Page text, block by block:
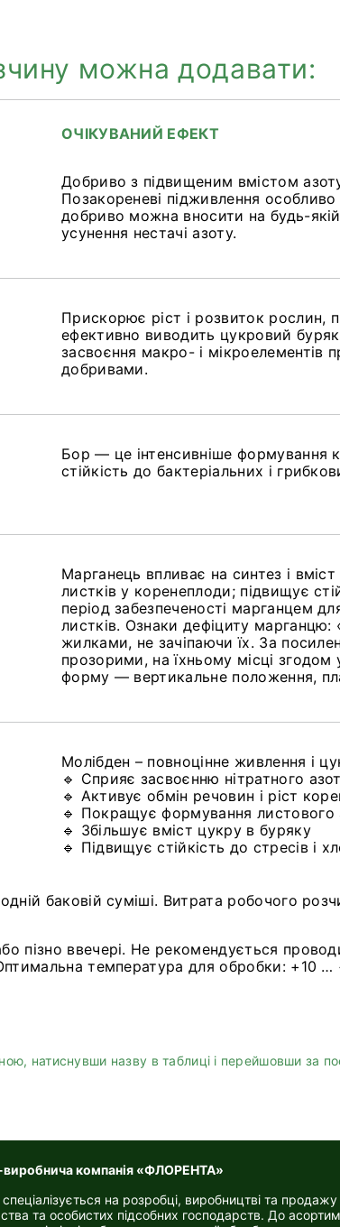
можна додавати:
ОЧІКУВАНИЙ ЕФЕКТ
Добриво з підвищеним вмістом
Позакореневі підживлення
добриво можна вносити на будь-
усунення нестачі азоту.
Прискорює ріст і розвиток рослин,
ефективно виводить цукровий буряк
засвоєння макро- і мікроелементів
добривами.
Бор — це інтенсивніше формування
стійкість до бактеріальних і
Марганець впливає на синтез і
листків у коренеплоди; підвищує
період забезпеченості марганцем
листків. Ознаки дефіциту
жилками, не зачіпаючи їх. За
прозорими, на їхньому місці
форму — вертикальне положення,
Молібден – повноцінне живлення і
🔹 Сприяє засвоєнню нітратного
🔹 Активує обмін речовин і ріст
🔹 Покращує формування листового
🔹 Збільшує вміст цукру в буряку
🔹 Підвищує стійкість до стресів і
баковій суміші. Витрата робочого
пізно ввечері. Не рекомендується
температура для обробки: +10
натиснувши назву в таблиці і перейшовши за
компанія «ФЛОРЕНТА»
на розробці, виробництві та
та особистих підсобних господарств. До